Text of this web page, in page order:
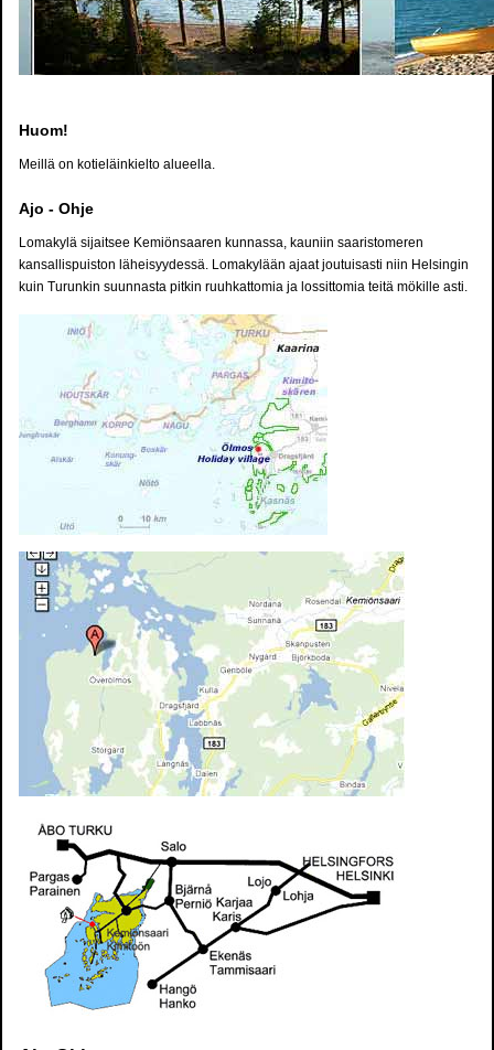
Huom!
Meillä on kotieläinkielto alueella.
Ajo - Ohje
Lomakylä sijaitsee Kemiönsaaren kunnassa, kauniin saaristomeren
kansallispuiston läheisyydessä. Lomakylään ajaat joutuisasti niin Helsingin
kuin Turunkin suunnasta pitkin ruuhkattomia ja lossittomia teitä mökille asti.